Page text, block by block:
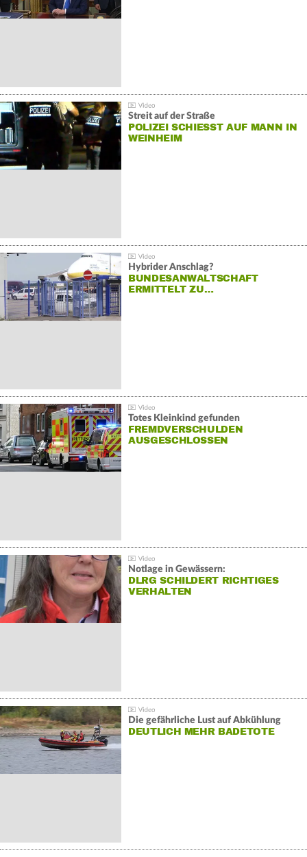
Streit auf der Straße
POLIZEI SCHIESST AUF MANN IN W
EINHEIM
Hybrider Anschlag?
BUNDESANWALTSCHAFT
ERMITTELT ZU…
Totes Kleinkind gefunden
FREMDVERSCHULDEN
AUSGESCHLOSSEN
Notlage in Gewässern:
DLRG SCHILDERT RICHTIGES
VERHALTEN
Die gefährliche Lust auf Abkühlung
DEUTLICH MEHR BADETOTE